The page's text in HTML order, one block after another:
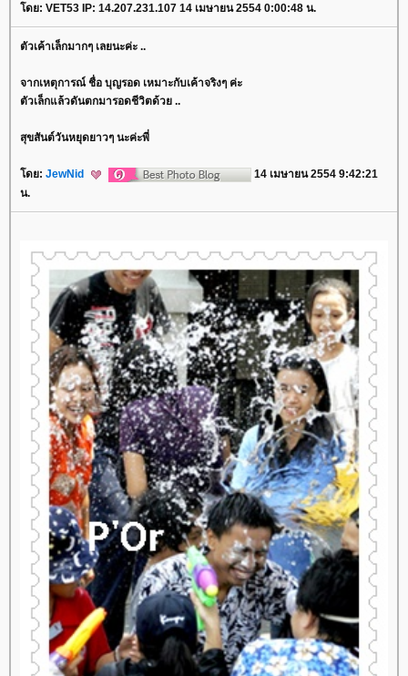
ดย: VET53 IP: 14.207.231.107 14 เมษายน 2554 0:00:48 น.
ตัวเค้าเล็กมากๆ เลยนะค่ะ ..
จากเหตุการณ์ ชื่อ บุญรอด เหมาะกับเค้าจริงๆ ค่ะ
ตัวเล็กแล้วดันตกมารอดชีวิตด้วย ..
สุขสันต์วันหยุดยาวๆ นะค่ะพี่
ดย: JewNid
14 เมษายน 2554 9:42:21
น.